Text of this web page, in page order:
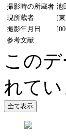
撮影時の所蔵者 池
現所蔵者
[
撮影年月日
参考文献
この
れてい